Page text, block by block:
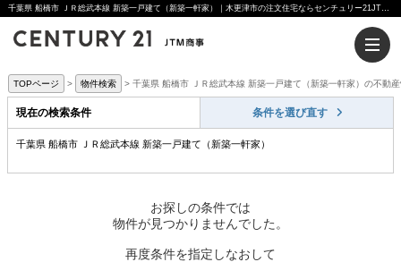
千葉県 船橋市 ＪＲ総武本線 新築一戸建て（新築一軒家）｜木更津市の注文住宅ならセンチュリー21JTM商事へ
TOPページ 物件検索 千葉県 船橋市 ＪＲ総武本線 新築一戸建て（新築一軒家）の不動
現在の検索条件 条件を選び直す
千葉県 船橋市 ＪＲ総武本線 新築一戸建て（新築一軒家）
お探しの条件では
物件が見つかりませんでした。
再度条件を指定しなおして